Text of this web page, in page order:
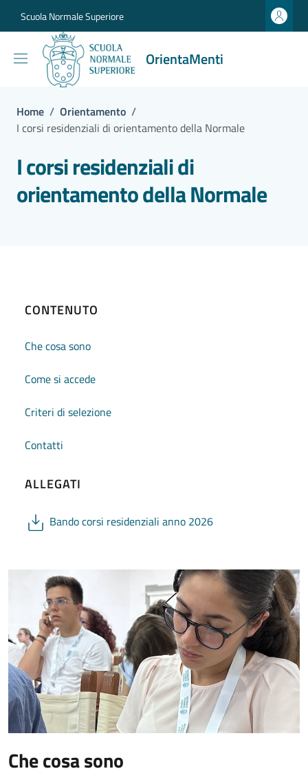
Scuola Normale Superiore
OrientaMenti
Home / Orientamento /
I corsi residenziali di orientamento della Normale
I corsi residenziali di
orientamento della Normale
CONTENUTO
Che cosa sono
Come si accede
Criteri di selezione
Contatti
ALLEGATI
Bando corsi residenziali anno 2026
Che cosa sono